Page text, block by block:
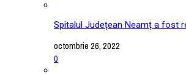
Spitalul Județean Neamț a fost
octombrie 26, 2022
0